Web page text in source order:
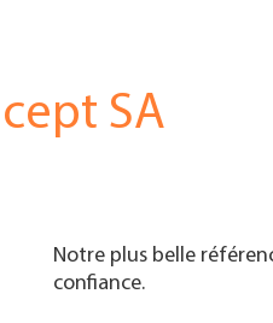
SA
Notre plus belle
confiance.